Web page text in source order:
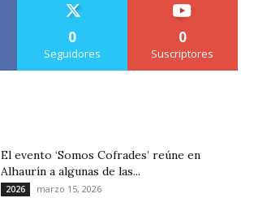
0
Seguidores
0
Suscriptores
El evento ‘Somos Cofrades’ reúne en
Alhaurín a algunas de las...
2026 marzo 15, 2026